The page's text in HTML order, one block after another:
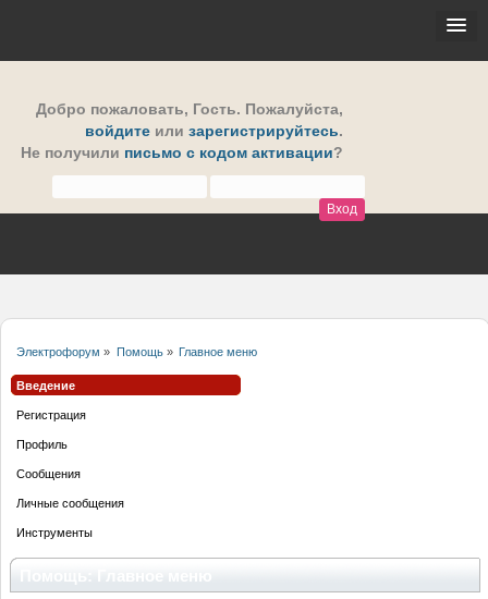
Добро пожаловать, Гость. Пожалуйста,
войдите или зарегистрируйтесь.
Не получили письмо с кодом активации?
Электрофорум » Помощь» Главное меню
Введение
Регистрация
Профиль
Сообщения
Личные сообщения
Инструменты